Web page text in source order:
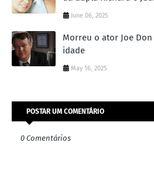
June 06, 2025
Morreu o ator Joe
idade
May 16, 2025
POSTAR UM COMENTÁRIO
0 Comentários